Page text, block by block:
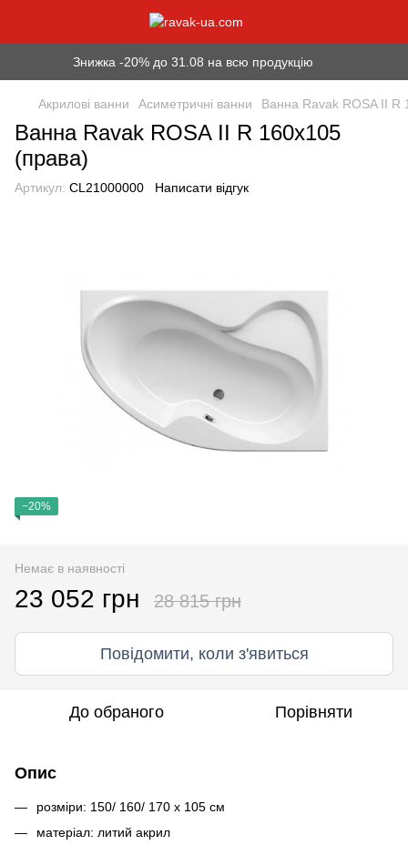
Знижка -20% до 31.08 на всю продукцію
Акрилові ванни Асиметричні ванни Ванна Ravak ROSA II R
Ванна Ravak ROSA II R 160x105
(права)
Артикул: CL21000000 Написати відгук
−20%
Немає в наявності
23 052 грн 28 815 грн
Повідомити, коли з'явиться
До обраного Порівняти
Опис
розміри: 150/ 160/ 170 x 105 см
матеріал: литий акрил